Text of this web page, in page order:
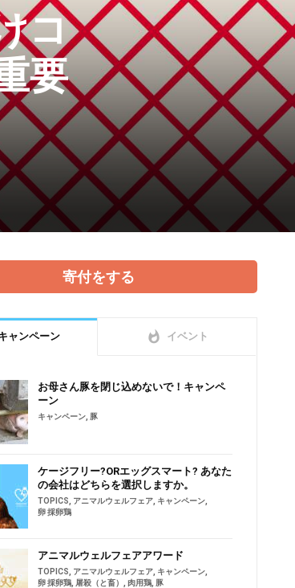
コ
要
寄付をする
ャンペーン whatshot イベント
お母さん豚を閉じ込めないで！キャンペ
ーン
キャンペーン 豚
ケージフリー?ORエッグスマート? あなた
の会社はどちらを選択しますか。
TOPICS アニマルウェルフェア キャンペーン
卵 採卵鶏
アニマルウェルフェアアワード
TOPICS アニマルウェルフェア キャンペーン
卵 採卵鶏 屠殺（と畜） ,肉用鶏 豚